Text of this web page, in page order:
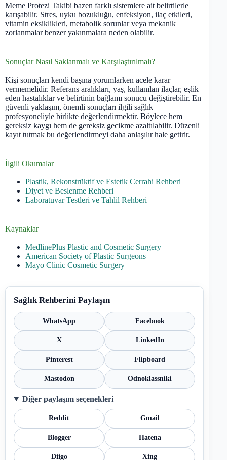
Meme Protezi Takibi bazen farklı sistemlere ait belirtilerle
karışabilir. Stres, uyku bozukluğu, enfeksiyon, ilaç etkileri,
vitamin eksiklikleri, metabolik sorunlar veya mekanik
zorlanmalar benzer yakınmalara neden olabilir.
Sonuçlar Nasıl Saklanmalı ve Karşılaştırılmalı?
Kişi sonuçları kendi başına yorumlarken acele karar
vermemelidir. Referans aralıkları, yaş, kullanılan ilaçlar, eşlik
eden hastalıklar ve belirtinin bağlamı sonucu değiştirebilir. En
güvenli yaklaşım, önemli sonuçları ilgili sağlık
profesyoneliyle birlikte değerlendirmektir. Böylece hem
gereksiz kaygı hem de gereksiz gecikme azaltılabilir. Düzenli
kayıt tutmak bu değerlendirmeyi daha anlaşılır hale getirir.
İlgili Okumalar
Plastik, Rekonstrüktif ve Estetik Cerrahi Rehberi
Diyet ve Beslenme Rehberi
Laboratuvar Testleri ve Tahlil Rehberi
Kaynaklar
MedlinePlus Plastic and Cosmetic Surgery
American Society of Plastic Surgeons
Mayo Clinic Cosmetic Surgery
Sağlık Rehberini Paylaşın
WhatsApp Facebook
X LinkedIn
Pinterest Flipboard
Mastodon Odnoklassniki
Diğer paylaşım seçenekleri
Reddit Gmail
Blogger Hatena
Diigo Xing